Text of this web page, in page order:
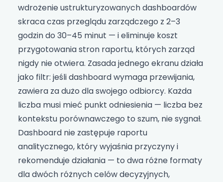
wdrożenie ustrukturyzowanych dashboardów
skraca czas przeglądu zarządczego z 2–3
godzin do 30–45 minut — i eliminuje koszt
przygotowania stron raportu, których zarząd
nigdy nie otwiera. Zasada jednego ekranu działa
jako filtr: jeśli dashboard wymaga przewijania,
zawiera za dużo dla swojego odbiorcy. Każda
liczba musi mieć punkt odniesienia — liczba bez
kontekstu porównawczego to szum, nie sygnał.
Dashboard nie zastępuje raportu
analitycznego, który wyjaśnia przyczyny i
rekomenduje działania — to dwa różne formaty
dla dwóch różnych celów decyzyjnych,